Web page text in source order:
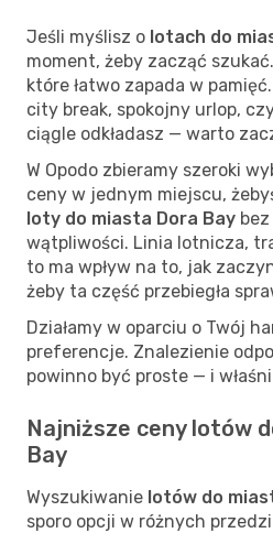
Jeśli myślisz o lotach do
moment, żeby zacząć
które łatwo zapada w
city break, spokojny urlop,
ciągle odkładasz — warto
W Opodo zbieramy szeroki
ceny w jednym miejscu,
loty do miasta Dora Bay
wątpliwości. Linia lotnicza,
to ma wpływ na to, jak
żeby ta część przebiegła
Działamy w oparciu o Twój
preferencje. Znalezienie
powinno być proste — i
Najniższe ceny lotów
Bay
Wyszukiwanie lotów do
sporo opcji w różnych